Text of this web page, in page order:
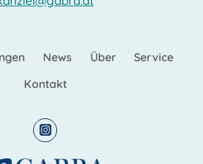
News Über
Service
Kontakt